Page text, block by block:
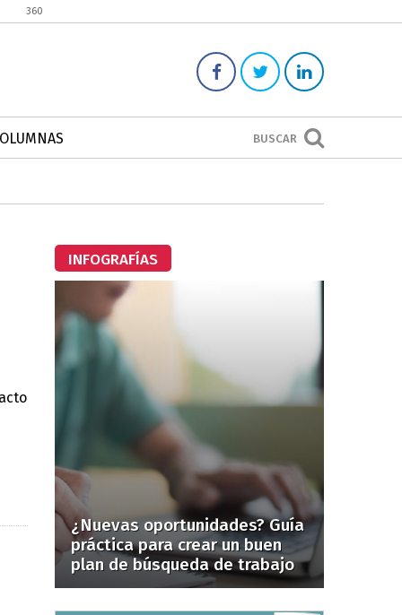
360
BUSCAR
INFOGRAFÍAS
¿Nuevas oportunidades? Guía
práctica para crear un buen
plan de búsqueda de trabajo